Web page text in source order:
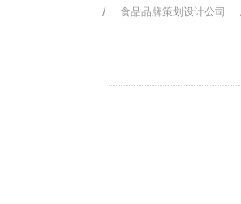
食品品牌策划设计公司